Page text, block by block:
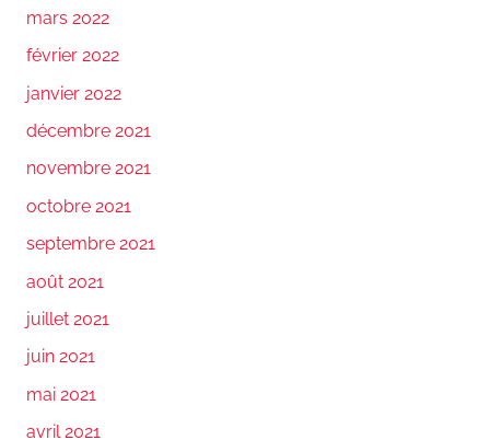
mars 2022
février 2022
janvier 2022
décembre 2021
novembre 2021
octobre 2021
septembre 2021
août 2021
juillet 2021
juin 2021
mai 2021
avril 2021